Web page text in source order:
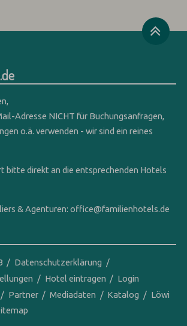
Adresse NICHT für Buchungsanfragen,
o.ä. verwenden - wir sind ein reines
bitte direkt an die entsprechenden Hotels
& Agenturen:office@familienhotels.de
Datenschutzerklärung
Hotel eintragen
Login
Partner Mediadaten Katalog
Löwi